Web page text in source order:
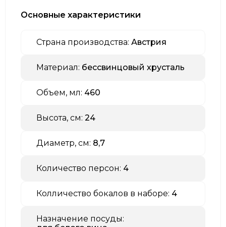
Основные характеристики
Страна производства: Австрия
Материал: бессвинцовый хрусталь
Объем, мл: 460
Высота, см: 24
Диаметр, см: 8,7
Количество персон: 4
Колличество бокалов в наборе: 4
Назначение посуды: